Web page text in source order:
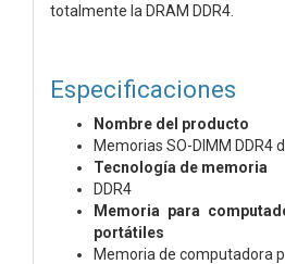
totalmente la DRAM DDR4.
Especificaciones
Nombre del producto
Memorias SO-DIMM DDR4
Tecnología de memoria
DDR4
Memoria para
portátiles
Memoria de computadora